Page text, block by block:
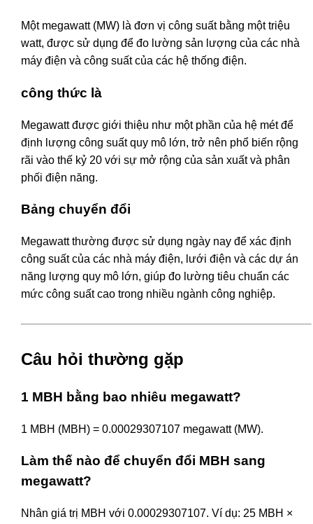
Một megawatt (MW) là đơn vị công suất bằng một triệu
watt, được sử dụng để đo lường sản lượng của các nhà
máy điện và công suất của các hệ thống điện.
công thức là
Megawatt được giới thiệu như một phần của hệ mét để
định lượng công suất quy mô lớn, trở nên phổ biến rộng
rãi vào thế kỷ 20 với sự mở rộng của sản xuất và phân
phối điện năng.
Bảng chuyển đổi
Megawatt thường được sử dụng ngày nay để xác định
công suất của các nhà máy điện, lưới điện và các dự án
năng lượng quy mô lớn, giúp đo lường tiêu chuẩn các
mức công suất cao trong nhiều ngành công nghiệp.
Câu hỏi thường gặp
1 MBH bằng bao nhiêu megawatt?
1 MBH (MBH) = 0.00029307107 megawatt (MW).
Làm thế nào để chuyển đổi MBH sang
megawatt?
Nhân giá trị MBH với 0.00029307107. Ví dụ: 25 MBH ×